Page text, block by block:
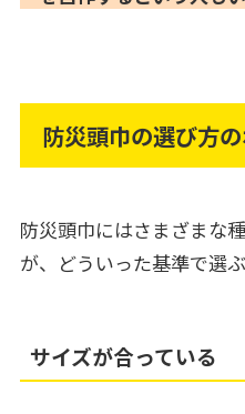
防災頭巾の選び方
防災頭巾にはさまざまな
が、どういった基準で選
サイズが合っている